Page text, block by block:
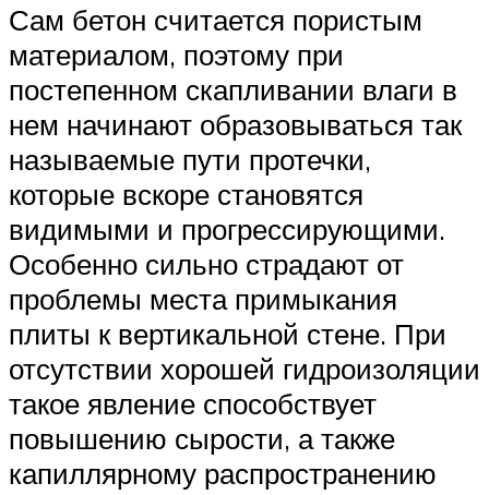
Сам бетон считается пористым
материалом, поэтому при
постепенном скапливании влаги в
нем начинают образовываться так
называемые пути протечки,
которые вскоре становятся
видимыми и прогрессирующими.
Особенно сильно страдают от
проблемы места примыкания
плиты к вертикальной стене. При
отсутствии хорошей гидроизоляции
такое явление способствует
повышению сырости, а также
капиллярному распространению